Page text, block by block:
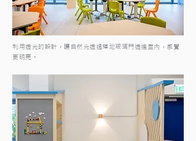
利用透光的設計，讓自然光透過落地玻璃門透進室內，感覺
更明亮。